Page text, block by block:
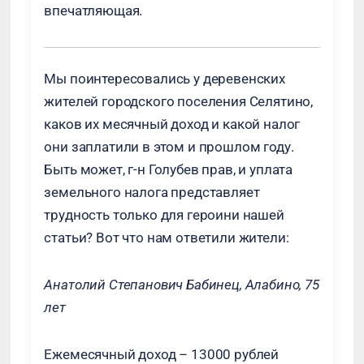
впечатляющая.
Мы поинтересовались у деревенских
жителей городского поселения Селятино,
каков их месячный доход и какой налог
они заплатили в этом и прошлом году.
Быть может, г-н Голубев прав, и уплата
земельного налога представляет
трудность только для героини нашей
статьи? Вот что нам ответили жители:
Анатолий Степанович Бабинец, Алабино, 75
лет
Ежемесячный доход – 13000 рублей